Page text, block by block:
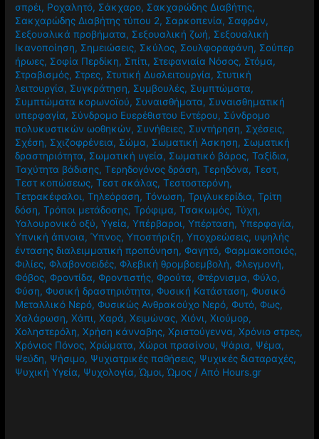
σπρέι, Ροχαλητό, Σάκχαρο, Σακχαρώδης Διαβήτης,
Σακχαρώδης Διαβήτης τύπου 2, Σαρκοπενία, Σαφράν,
Σεξουαλικά προβήματα, Σεξουαλική ζωή, Σεξουαλική
Ικανοποίηση, Σημειώσεις, Σκύλος, Σουλφοραφάνη, Σούπερ
ήρωες, Σοφία Περδίκη, Σπίτι, Στεφανιαία Νόσος, Στόμα,
Στραβισμός, Στρες, Στυτική Δυσλειτουργία, Στυτική
λειτουργία, Συγκράτηση, Συμβουλές, Συμπτώματα,
Συμπτώματα κορωνοϊού, Συναισθήματα, Συναισθηματική
υπερφαγία, Σύνδρομο Ευερέθιστου Εντέρου, Σύνδρομο
πολυκυστικών ωοθηκών, Συνήθειες, Συντήρηση, Σχέσεις,
Σχέση, Σχιζοφρένεια, Σώμα, Σωματική Άσκηση, Σωματική
δραστηριότητα, Σωματική υγεία, Σωματικό βάρος,Ταξίδια,
Ταχύτητα βάδισης,Τερηδογόνος δράση,Τερηδόνα,Τεστ,
Τεστ κοπώσεως,Τεστ σκάλας,Τεστοστερόνη,
Τετρακέφαλοι,Τηλεόραση,Τόνωση,Τριγλυκερίδια,Τρίτη
δόση,Τρόποι μετάδοσης,Τρόφιμα,Τσακωμός,Τύχη,
Υαλουρονικό οξύ,Υγεία,Υπέρβαροι,Υπέρταση,Υπερφαγία,
Υπνική άπνοια,Ύπνος,Υποστήριξη,Υποχρεώσεις, υψηλής
έντασης διαλειμματική προπόνηση,Φαγητό,Φαρμακοποιός,
Φιλίες,Φλαβονοειδές,Φλεβική θρομβοεμβολή,Φλεγμονή,
Φόβος,Φροντίδα,Φροντιστής,Φρούτα,Φτέρνισμα,Φύλο,
Φύση,Φυσική δραστηριότητα,Φυσική Κατάσταση,Φυσικό
Μεταλλικό Νερό,Φυσικώς Ανθρακούχο Νερό,Φυτό,Φως,
Χαλάρωση,Χάπι,Χαρά,Χειμώνας,Χιόνι,Χιούμορ,
Χοληστερόλη,Χρήση κάνναβης,Χριστούγεννα,Χρόνιο στρες,
Χρόνιος Πόνος,Χρώματα,Χώροι πρασίνου, Ψάρια, Ψέμα,
Ψεύδη, Ψήσιμο, Ψυχιατρικές παθήσεις, Ψυχικές διαταραχές,
Ψυχική Υγεία, Ψυχολογία,Ώμοι,Ώμος / Από Hours.gr